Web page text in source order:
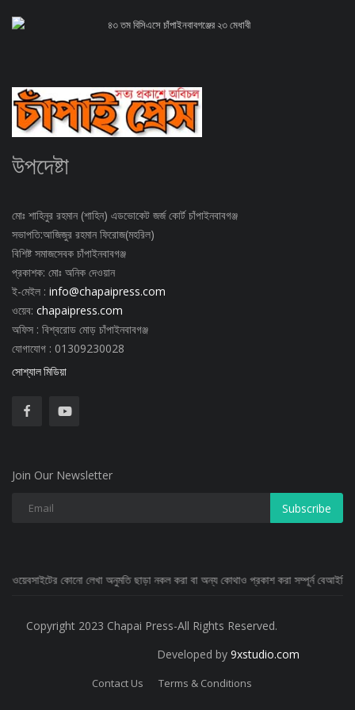
৪৩ তম বিসিএসে চাঁপাইনবাবগঞ্জের ২৩ মেধাবী
উপদেষ্টা
মোঃ শাহিনুর রহমান (শাহিন) এডভোকেট জর্জ কোর্ট চাঁপাইনবাবগঞ্জ
সভাপতি:আজিজুর রহমান ফিরোজ(মহরিল)
বিশিষ্ট সমাজসেবক চাঁপাইনবাবগঞ্জ
প্রকাশক: মোঃ অনিক দেওয়ান
ই-মেইল : info@chapaipress.com
ওয়েব: chapaipress.com
অফিস : বিশ্বরোড মোড় চাঁপাইনবাবগঞ্জ
যোগাযোগ : 01309230028
সোশ্যাল মিডিয়া
Join Our Newsletter
Subscribe
অনুমতি ছাড়া নকল করা বা অন্য কোথাও প্রকাশ করা সম্পূর্ন বেআইনি
Copyright 2023 Chapai Press-All Rights Reserved.
Developed by 9xstudio.com
Contact Us Terms & Conditions